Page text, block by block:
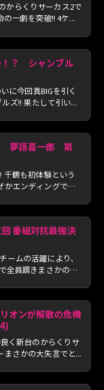
からくりサーカス2で
一劇を突破!! 4ケ...
！？ シャンブル
に今回真BIGを引く
ズ!! 果たして引い...
… 夢語喜一郎 第
鶴も初体験という
かエンディングでは
番組対抗最強決
ームの活躍により、
全員躓きまさかの機
オンが解散の危機
く新台のからくりサ
まさかの大失言でと...